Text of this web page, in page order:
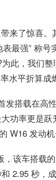
来了惊喜
最强” 称
此，我们
平折算成
搭载在高
率更是跃
W16 发动机
该车搭载
2.95 秒，